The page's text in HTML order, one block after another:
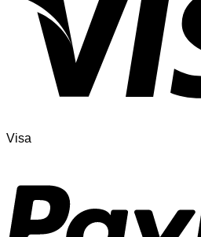
Visa